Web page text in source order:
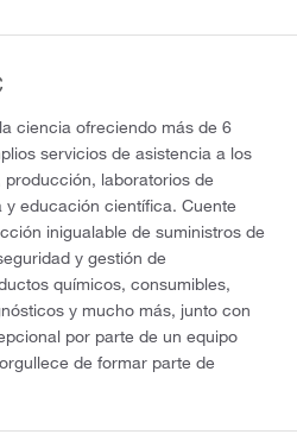
ciencia ofreciendo más de 6
servicios de asistencia a los
laboratorios de
educación científica. Cuente
inigualable de suministros de
y gestión de
químicos, consumibles,
y mucho más, junto con
por parte de un equipo
de formar parte de